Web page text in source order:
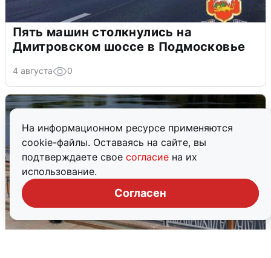
На информационном ресурсе применяются
cookie-файлы. Оставаясь на сайте, вы
подтверждаете свое согласие на их
использование.
Согласен
Пять машин столкнулись на
Дмитровском шоссе в Подмосковье
4 августа 0